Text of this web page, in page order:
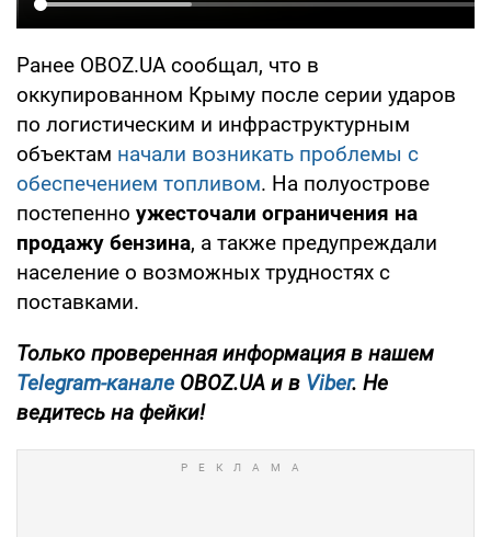
Ранее OBOZ.UA сообщал, что в
оккупированном Крыму после серии ударов
по логистическим и инфраструктурным
объектам начали возникать проблемы с
обеспечением топливом. На полуострове
постепенно ужесточали ограничения на
продажу бензина, а также предупреждали
население о возможных трудностях с
поставками.
Только проверенная информация в нашем
Telegram-канале OBOZ.UA и в Viber. Не
ведитесь на фейки!